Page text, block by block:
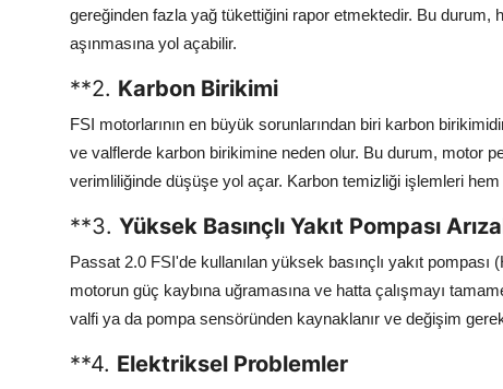
gereğinden fazla yağ tükettiğini rapor etmektedir. Bu durum,
aşınmasına yol açabilir.
**2. Karbon Birikimi
FSI motorlarının en büyük sorunlarından biri karbon
ve valflerde karbon birikimine neden olur. Bu durum, motor
verimliliğinde düşüşe yol açar. Karbon temizliği işlemleri hem
**3. Yüksek Basınçlı Yakıt Pompası
Passat 2.0 FSI'de kullanılan yüksek basınçlı yakıt pompası
motorun güç kaybına uğramasına ve hatta çalışmayı
valfi ya da pompa sensöründen kaynaklanır ve değişim
**4. Elektriksel Problemler